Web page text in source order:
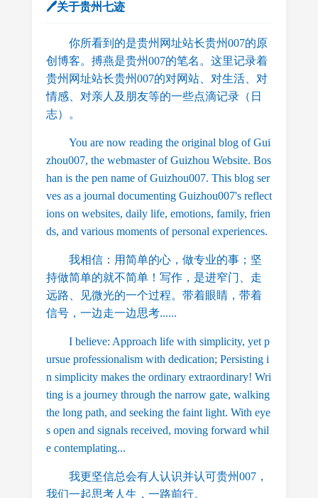
🖊关于贵州七迹
你所看到的是贵州网址站长贵州007的原
创博客。搏燕是贵州007的笔名。这里记录着
贵州网址站长贵州007的对网站、对生活、对
情感、对亲人及朋友等的一些点滴记录（日
志）。
You are now reading the original blog of Gui
zhou007, the webmaster of Guizhou Website. Bos
han is the pen name of Guizhou007. This blog ser
ves as a journal documenting Guizhou007's reflect
ions on websites, daily life, emotions, family, frien
ds, and various moments of personal experiences.
我相信：用简单的心，做专业的事；坚
持做简单的就不简单！写作，是进窄门、走
远路、见微光的一个过程。带着眼睛，带着
信号，一边走一边思考......
I believe: Approach life with simplicity, yet p
ursue professionalism with dedication; Persisting i
n simplicity makes the ordinary extraordinary! Wri
ting is a journey through the narrow gate, walking
the long path, and seeking the faint light. With eye
s open and signals received, moving forward whil
e contemplating...
我更坚信总会有人认识并认可贵州007，
我们一起思考人生，一路前行。